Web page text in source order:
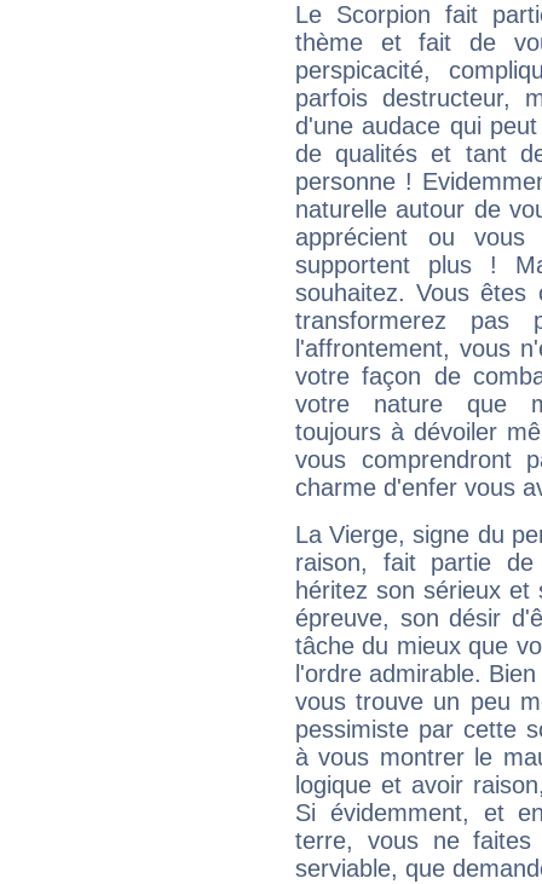
Le Scorpion fait
thème et fait de
perspicacité,
parfois destructeur,
d'une audace qui
de qualités et tant
personne !
naturelle autour de
apprécient ou
supportent plus !
souhaitez. Vous
transformerez
l'affrontement, vous
votre façon de
votre nature que
toujours à dévoiler
vous comprendront
charme d'enfer vous
La Vierge, signe du
raison, fait partie
héritez son sérieux
épreuve, son désir
tâche du mieux que
l'ordre admirable.
vous trouve un peu
pessimiste par cette
à vous montrer le
logique et avoir
Si évidemment, et
terre, vous ne
serviable, que